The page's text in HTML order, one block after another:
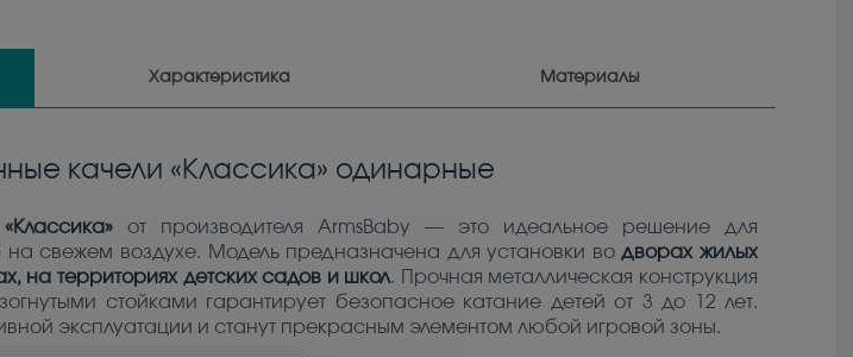
Характеристика Материалы
качели «Классика» одинарные
от производителя ArmsBaby — это идеальное решение для
на свежем воздухе. Модель предназначена для установки водворах жилых
на территориях детских садов и школ. Прочная металлическая конструкция
стойками гарантирует безопасное катание детей от 3 до 12 лет.
эксплуатации и станут прекрасным элементом любой игровой зоны.